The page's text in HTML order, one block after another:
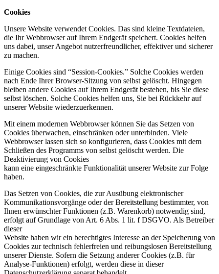
Cookies
Unsere Website verwendet Cookies. Das sind kleine Textdateien,
die Ihr Webbrowser auf Ihrem Endgerät speichert. Cookies helfen
uns dabei, unser Angebot nutzerfreundlicher, effektiver und sicherer
zu machen.
Einige Cookies sind “Session-Cookies.” Solche Cookies werden
nach Ende Ihrer Browser-Sitzung von selbst gelöscht. Hingegen
bleiben andere Cookies auf Ihrem Endgerät bestehen, bis Sie diese
selbst löschen. Solche Cookies helfen uns, Sie bei Rückkehr auf
unserer Website wiederzuerkennen.
Mit einem modernen Webbrowser können Sie das Setzen von
Cookies überwachen, einschränken oder unterbinden. Viele
Webbrowser lassen sich so konfigurieren, dass Cookies mit dem
Schließen des Programms von selbst gelöscht werden. Die
Deaktivierung von Cookies
kann eine eingeschränkte Funktionalität unserer Website zur Folge
haben.
Das Setzen von Cookies, die zur Ausübung elektronischer
Kommunikationsvorgänge oder der Bereitstellung bestimmter, von
Ihnen erwünschter Funktionen (z.B. Warenkorb) notwendig sind,
erfolgt auf Grundlage von Art. 6 Abs. 1 lit. f DSGVO. Als Betreiber
dieser
Website haben wir ein berechtigtes Interesse an der Speicherung von
Cookies zur technisch fehlerfreien und reibungslosen Bereitstellung
unserer Dienste. Sofern die Setzung anderer Cookies (z.B. für
Analyse-Funktionen) erfolgt, werden diese in dieser